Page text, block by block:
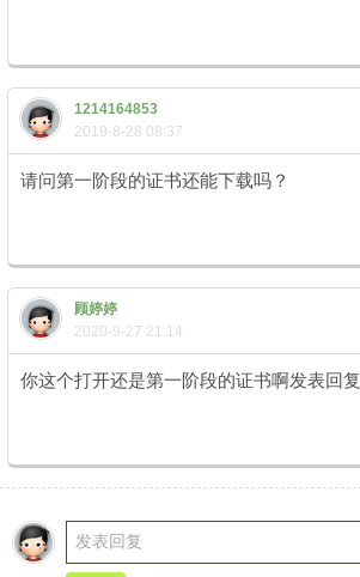
1214164853
2019-8-28 08:37
请问第一阶段的证书还能下载吗？
顾婷婷
2020-9-27 21:14
你这个打开还是第一阶段的证书啊发表回复